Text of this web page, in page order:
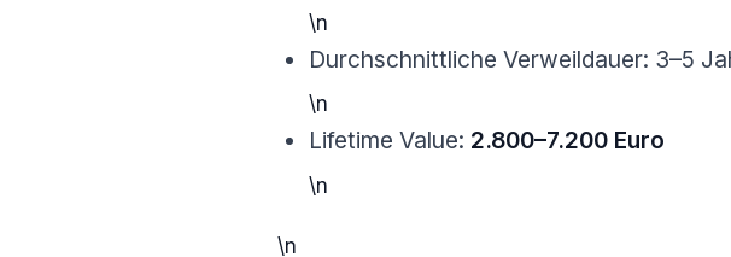
\n
Durchschnittliche Verweildauer: 3–5
\n
Lifetime Value: 2.800–7.200 Euro
\n
\n